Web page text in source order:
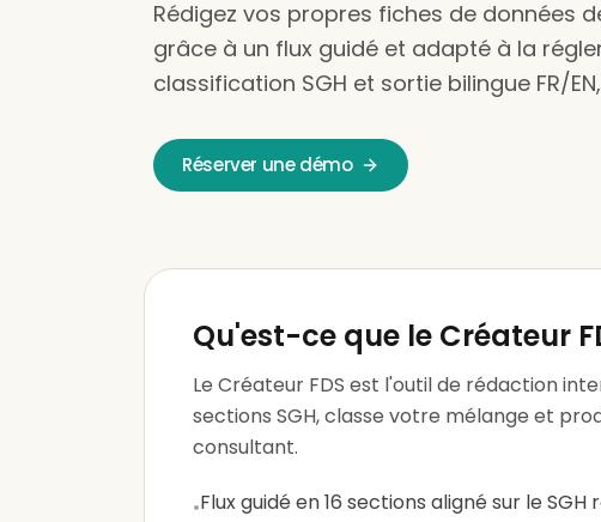
Rédigez vos propres fiches de données
grâce à un flux guidé et adapté à la
classification SGH et sortie bilingue FR/
Réserver une démo
Qu'est-ce que le Créateur
Le Créateur FDS est l'outil de rédaction
sections SGH, classe votre mélange et
consultant.
•Flux guidé en 16 sections aligné sur le SGH